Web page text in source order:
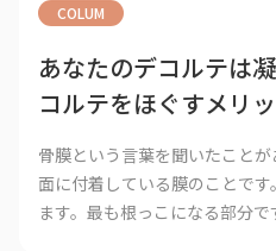
COLUM
あなたのデコルテは
コルテをほぐすメリ
骨膜という言葉を聞いたこと
面に付着している膜のことで
ます。最も根っこになる部分で